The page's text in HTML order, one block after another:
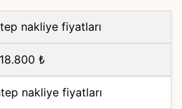
nakliye fiyatları
18.800 ₺
nakliye fiyatları